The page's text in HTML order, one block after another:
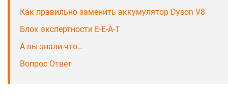
Как правильно заменить аккумулятор Dyson V8
Блок экспертности E-E-A-T
А вы знали что…
Вопрос Ответ